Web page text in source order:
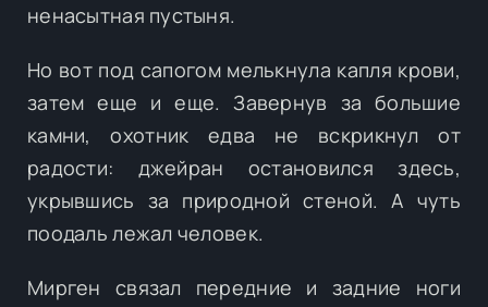
ненасытная пустыня.
Но вот под сапогом мелькнула капля крови,
затем еще и еще. Завернув за большие
камни, охотник едва не вскрикнул от
радости: джейран остановился здесь,
укрывшись за природной стеной. А чуть
поодаль лежал человек.
Мирген связал передние и задние ноги